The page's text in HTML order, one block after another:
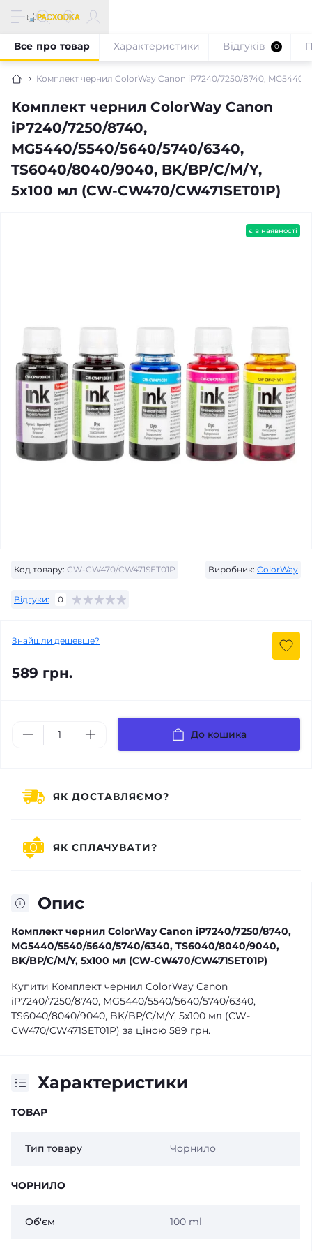
Комплект чернил ColorWay Canon iP7240/7250/8740, MG5440/
Комплект чернил ColorWay Canon
iP7240/7250/8740,
MG5440/5540/5640/5740/6340,
TS6040/8040/9040, BK/BP/C/M/Y,
5x100 мл (CW-CW470/CW471SET01P)
Все про товар Характеристики Відгуків 0
є в наявності
Код товару: CW-CW470/CW471SET01P Виробник: ColorWay
Відгуки: 0
Знайшли дешевше?
589 грн.
До кошика
Опис
Комплект чернил ColorWay Canon iP7240/7250/8740,
MG5440/5540/5640/5740/6340, TS6040/8040/9040,
BK/BP/C/M/Y, 5x100 мл (CW-CW470/CW471SET01P)
Купити Комплект чернил ColorWay Canon
iP7240/7250/8740, MG5440/5540/5640/5740/6340,
TS6040/8040/9040, BK/BP/C/M/Y, 5x100 мл (CW-
CW470/CW471SET01P) за ціною 589 грн.
Характеристики
ТОВАР
Тип товару Чорнило
ЧОРНИЛО
Об'єм 100 ml
ЯК ДОСТАВЛЯЄМО?
ЯК СПЛАЧУВАТИ?